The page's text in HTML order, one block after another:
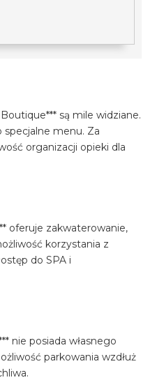
są mile widziane.
menu. Za
organizacji opieki dla
oferuje zakwaterowanie,
korzystania z
do SPA i
nie posiada własnego
parkowania wzdłuż